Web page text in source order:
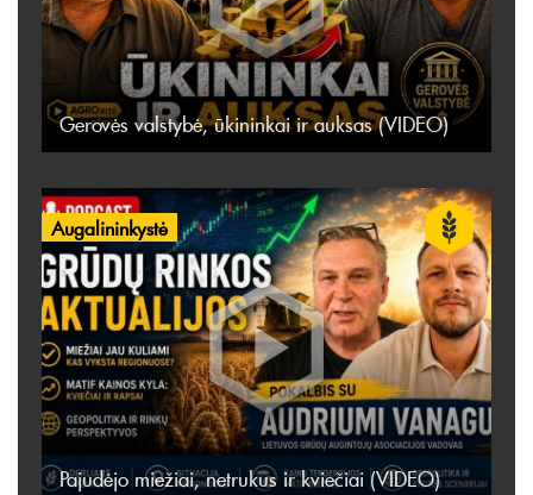
Gerovės valstybė, ūkininkai ir auksas (VIDEO)
Augalininkystė
Pajudėjo miežiai, netrukus ir kviečiai (VIDEO)